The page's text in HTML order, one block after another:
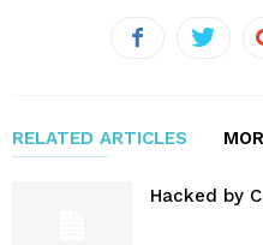
RELATED ARTICLES
Hacked by